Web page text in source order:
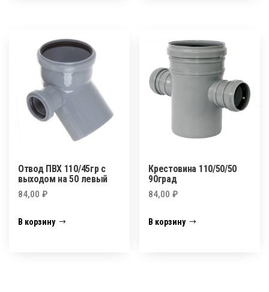
Отвод ПВХ 110/45гр с
выходом на 50 левый
84,00 ₽
В корзину
Крестовина 110/50/50
90град
84,00₽
В корзину